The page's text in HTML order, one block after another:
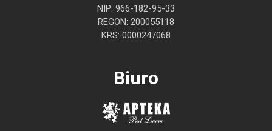
NIP: 966-182-95-33
REGON: 200055118
KRS: 0000247068
Biuro